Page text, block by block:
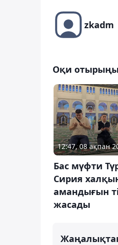
zkadm
Оқи
12:47, 08 ақпан
Бас мүфти
Сирия
амандығын
жасады